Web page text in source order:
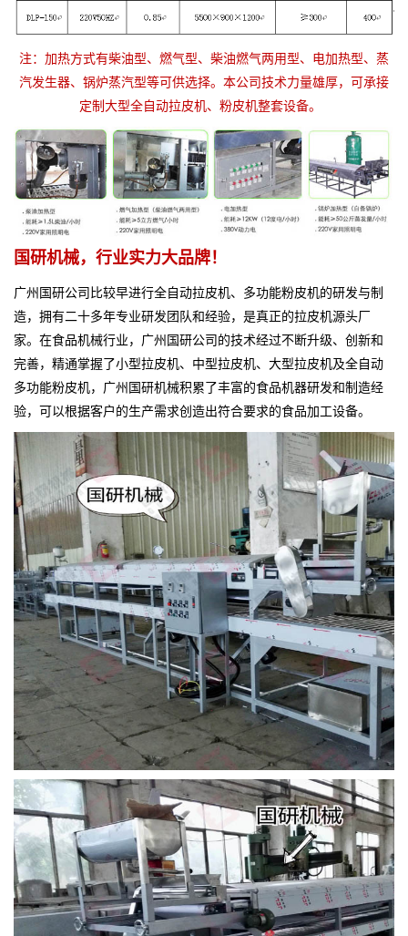
注：加热方式有柴油型、燃气型、柴油燃气两用型、电加热型、蒸
汽发生器、锅炉蒸汽型等可供选择。本公司技术力量雄厚，可承接
定制大型全自动拉皮机、粉皮机整套设备。
国研机械，行业实力大品牌！
广州国研公司比较早进行全自动拉皮机、多功能粉皮机的研发与制
造，拥有二十多年专业研发团队和经验，是真正的拉皮机源头厂
家。 在食品机械行业，广州国研公司的技术经过不断升级、创新和
完善，精通掌握了小型拉皮机、中型拉皮机、大型拉皮机及全自动
多功能粉皮机，广州国研机械积累了丰富的食品机器研发和制造经
验，可以根据客户的生产需求创造出符合要求的食品加工设备。